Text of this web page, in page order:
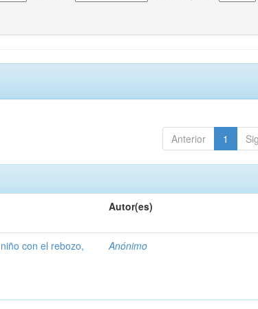
Anterior 1
Autor(es)
con el rebozo,
Anónimo